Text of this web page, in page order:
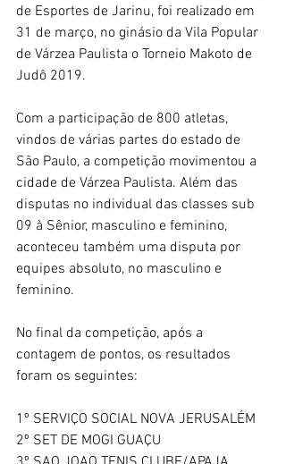
de Esportes de Jarinu, foi realizado em
31 de março, no ginásio da Vila Popular
de Várzea Paulista o Torneio Makoto de
Judô 2019.
Com a participação de 800 atletas,
vindos de várias partes do estado de
São Paulo, a competição movimentou a
cidade de Várzea Paulista. Além das
disputas no individual das classes sub
09 à Sênior, masculino e feminino,
aconteceu também uma disputa por
equipes absoluto, no masculino e
feminino.
No final da competição, após a
contagem de pontos, os resultados
foram os seguintes:
1º SERVIÇO SOCIAL NOVA JERUSALÉM
2º SET DE MOGI GUAÇU